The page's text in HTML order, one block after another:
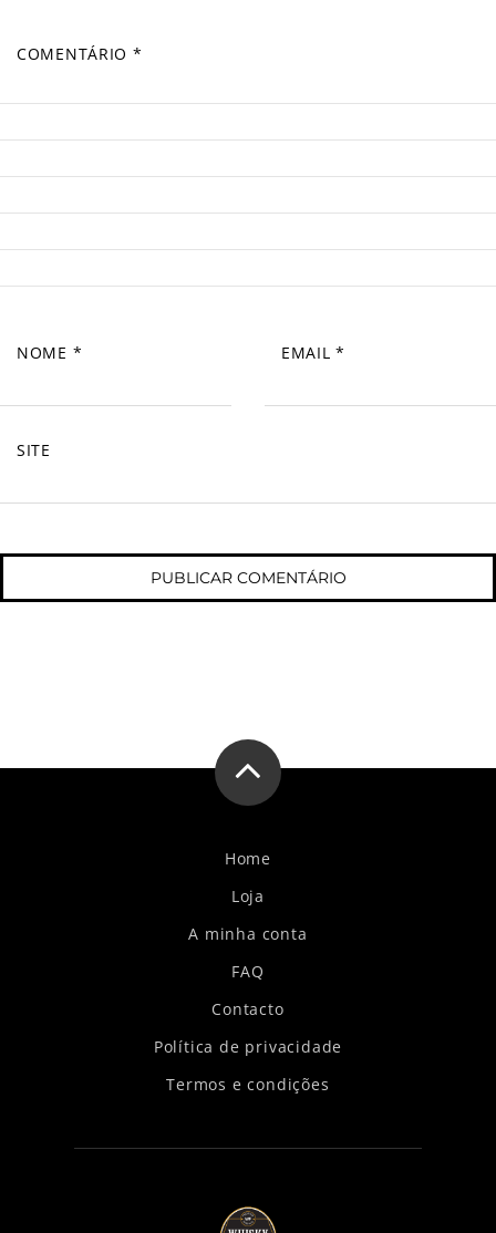
COMENTÁRIO *
NOME * EMAIL*
SITE
Home
Loja
A minha conta
FAQ
Contacto
Política de privacidade
Termos e condições